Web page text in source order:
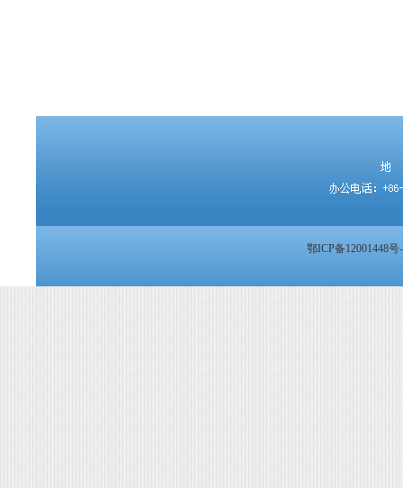
鄂ICP备12001448